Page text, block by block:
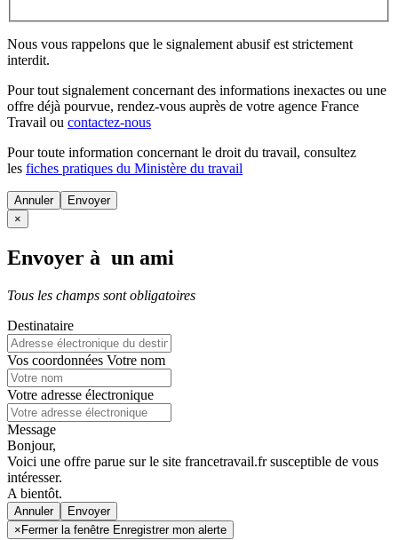
Nous vous rappelons que le signalement abusif est strictement
interdit.
Pour tout signalement concernant des informations inexactes ou une
offre déjà pourvue, rendez-vous auprès de votre agence France
Travail ou contactez-nous
Pour toute information concernant le droit du travail, consultez
les fiches pratiques du Ministère du travail
Annuler
×
Envoyer à un ami
Tous les champs sont obligatoires
Destinataire
Vos coordonnées Votre nom
Votre adresse électronique
Message
Bonjour,
Voici une offre parue sur le site francetravail.fr susceptible de vous
intéresser.
A bientôt.
Annuler
× Fermer la fenêtre Enregistrer mon alerte